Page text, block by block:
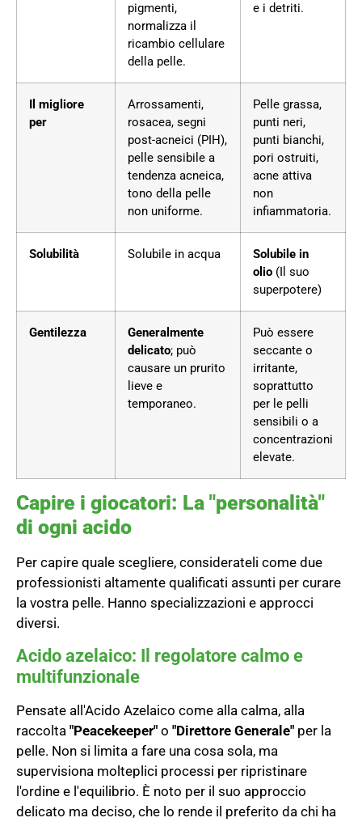
pigmenti,
normalizza il
ricambio cellulare
della pelle.
e i detriti.
Il migliore
per
Arrossamenti,
rosacea, segni
post-acneici (PIH),
pelle sensibile a
tendenza acneica,
tono della pelle
non uniforme.
Pelle grassa,
punti neri,
punti bianchi,
pori ostruiti,
acne attiva
non
infiammatoria.
Solubilità Solubile in acqua
Solubile in
olio (Il suo
superpotere)
Gentilezza
Generalmente
delicato; può
causare un prurito
lieve e
temporaneo.
Può essere
seccante o
irritante,
soprattutto
per le pelli
sensibili o a
concentrazioni
elevate.
Capire i giocatori: La "personalità"
di ogni acido
Per capire quale scegliere, considerateli come due
professionisti altamente qualificati assunti per curare
la vostra pelle. Hanno specializzazioni e approcci
diversi.
Acido azelaico: Il regolatore calmo e
multifunzionale
Pensate all'Acido Azelaico come alla calma, alla
raccolta "Peacekeeper" o "Direttore Generale" per la
pelle. Non si limita a fare una cosa sola, ma
supervisiona molteplici processi per ripristinare
l'ordine e l'equilibrio. È noto per il suo approccio
delicato ma deciso, che lo rende il preferito da chi ha